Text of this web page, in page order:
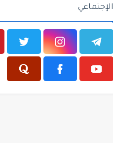
الإجتماعي